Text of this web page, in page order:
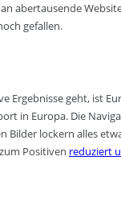
abertausende
gefallen.
Ergebnisse geht, ist
in Europa. Die
Bilder lockern alles
Positiven reduziert